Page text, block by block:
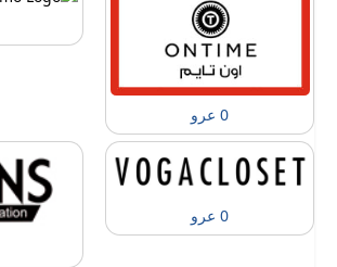
0 عرو
0 عرو